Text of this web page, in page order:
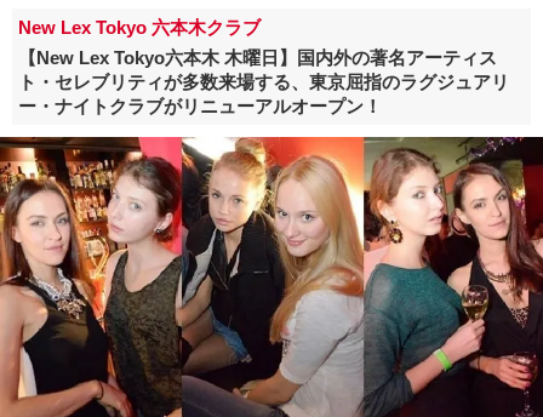
New Lex Tokyo 六本木クラブ
【New Lex Tokyo六本木 木曜日】国内外の著名アーティス
ト・セレブリティが多数来場する、東京屈指のラグジュアリ
ー・ナイトクラブがリニューアルオープン！